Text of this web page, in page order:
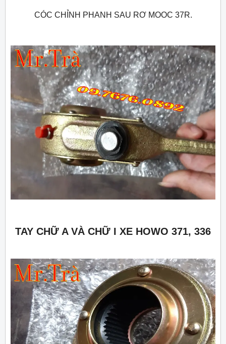
CÓC CHỈNH PHANH SAU RƠ MOOC 37R.
TAY CHỮ A VÀ CHỮ I XE HOWO 371, 336